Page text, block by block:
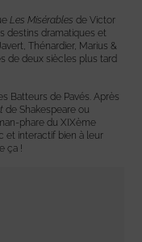
Les Misérables de Victor
destins dramatiques et
Thénardier, Marius &
de deux siècles plus tard
Batteurs de Pavés. Après
de Shakespeare ou
phare du XIXème
et interactif bien à leur
ça !